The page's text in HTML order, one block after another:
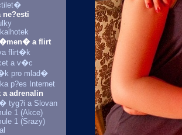
ne?esti
a flirt
flirt�k
a v�c
pro mlad�
p?es Internet
a adrenalin
tyg?i a Slovan
1 (Akce)
1 (Srazy)